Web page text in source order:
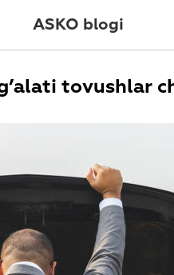
ASKO blogi
tovushlar